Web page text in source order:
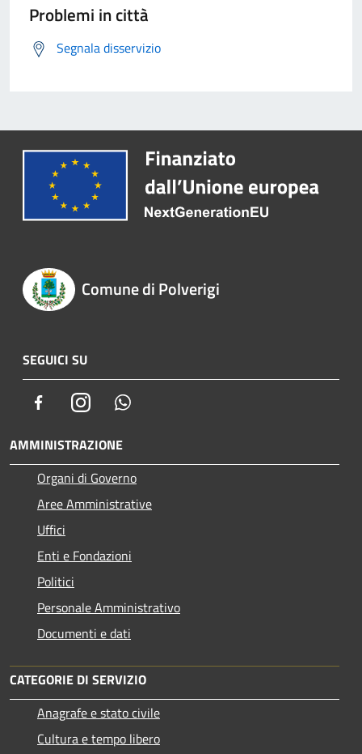
Problemi in città
Segnala disservizio
Comune di Polverigi
SEGUICI SU
FacebookInstagram
AMMINISTRAZIONE
Organi di Governo
Aree Amministrative
Uffici
Enti e Fondazioni
Politici
Personale Amministrativo
Documenti e dati
CATEGORIE DI SERVIZIO
Anagrafe e stato civile
Cultura e tempo libero